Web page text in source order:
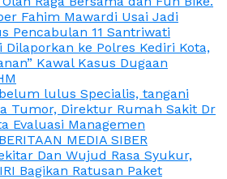
Fahim Mawardi Usai Jadi
Pencabulan 11 Santriwati
Dilaporkan ke Polres Kediri Kota,
Kawal Kasus Dugaan
lulus Specialis, tangani
Tumor, Direktur Rumah Sakit Dr
Evaluasi Managemen
MEDIA SIBER
Dan Wujud Rasa Syukur,
Bagikan Ratusan Paket